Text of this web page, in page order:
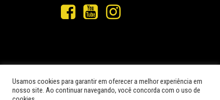
© 2026 Pró-Carnívoros.© Instituto para a Conservação dos
Usamos cookies para garantir em oferecer a melhor experiência em
nosso site. Ao continuar navegando, você concorda com o uso de